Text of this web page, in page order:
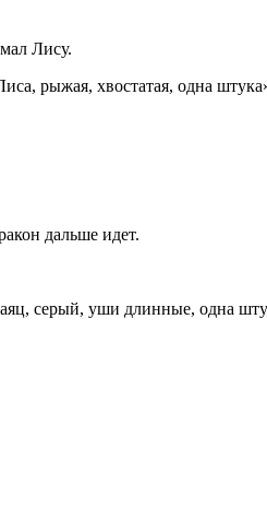
Лису.
рыжая, хвостатая, одна
дальше идет.
серый, уши длинные, одна